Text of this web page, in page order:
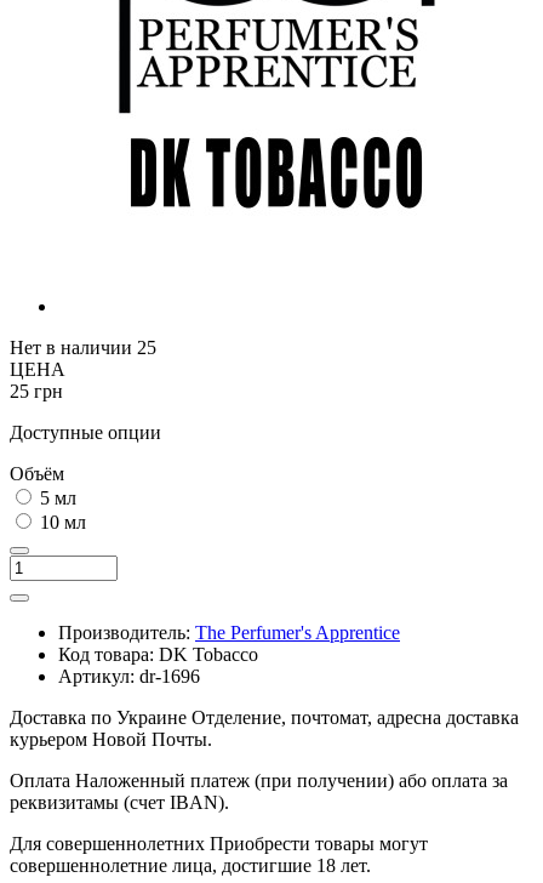
Нет в наличии 25
ЦЕНА
25 грн
Доступные опции
Объём
5 мл
10 мл
Производитель: The Perfumer's Apprentice
Код товара: DK Tobacco
Артикул: dr-1696
Доставка по Украине Отделение, почтомат, адресна доставка
курьером Новой Почты.
Оплата Наложенный платеж (при получении) або оплата за
реквизитамы (счет IBAN).
Для совершеннолетних Приобрести товары могут
совершеннолетние лица, достигшие 18 лет.